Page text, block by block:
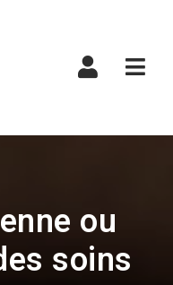
ou
soins